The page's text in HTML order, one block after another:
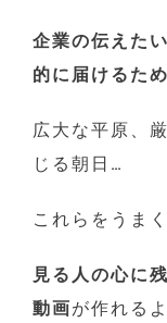
企業の伝えた
的に届けるた
広大な平原、
じる朝日…
これらをうま
見る人の心に
動画が作れる